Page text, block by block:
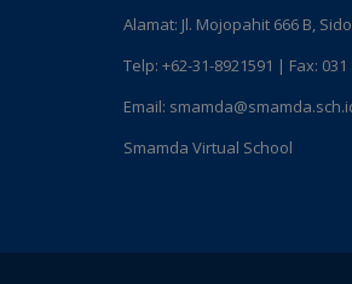
Alamat: Jl. Mojopahit 666 B,
Telp: +62-31-8921591 | Fax:
Email:
Smamda Virtual School